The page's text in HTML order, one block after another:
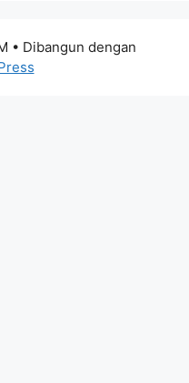
• Dibangun dengan